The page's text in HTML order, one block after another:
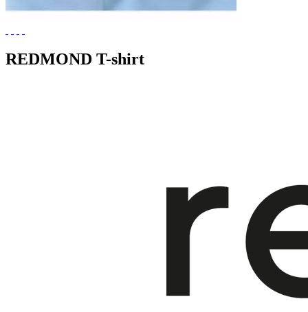
REDMOND T-shirt